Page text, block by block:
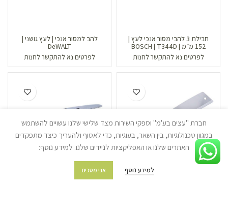
חבילת 3 להבי מסור אנכי לעץ |
152 מ״מ | BOSCH | T344D
לפרטים נא להתקשר לחנות
להב למסור אנכי | לעץ גושני |
DeWALT
לפרטים נא להתקשר לחנות
חברת "עצים בע'מ" וספקי השירות מצד שלישי שלנו עשויים להשתמש
במגוון טכנולוגיות, בין השאר, בעוגיות, כדי לאסוף ולהעריך כיצד מתפקדים
האתרים שלנו או האפליקציות לניידים שלנו. למידע נוסף:
למידע נוסף אני מסכים